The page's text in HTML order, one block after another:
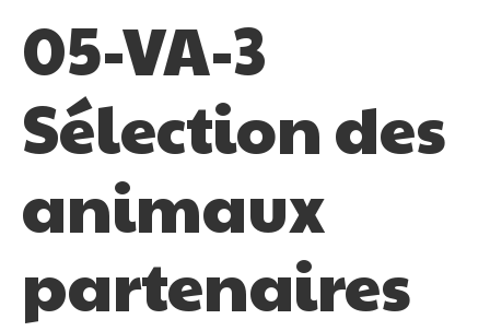
RESSOURCES ET OUTILS
Boutique
Contactez-nous
Mon Compte
05-VA-3
Sélection des
animaux
partenaires